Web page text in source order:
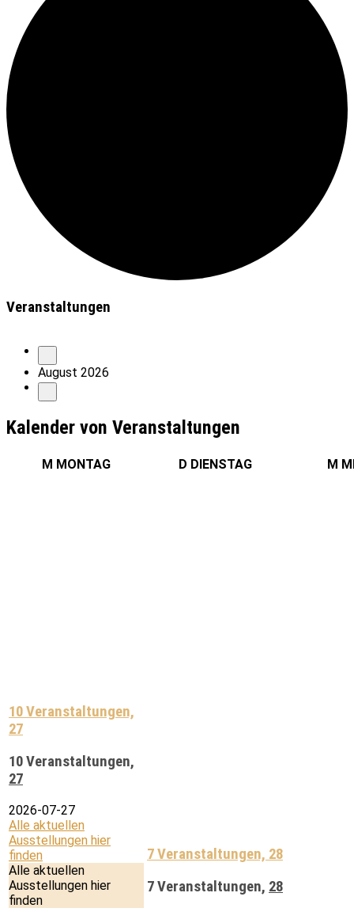
Veranstaltungen
August 2026
Kalender von Veranstaltungen
M MONTAG D DIENSTAG M
10 Veranstaltungen,
27
10 Veranstaltungen,
27
2026-07-27
Alle aktuellen
Ausstellungen hier
finden
Alle aktuellen
Ausstellungen hier
finden
7 Veranstaltungen, 28
7 Veranstaltungen, 28